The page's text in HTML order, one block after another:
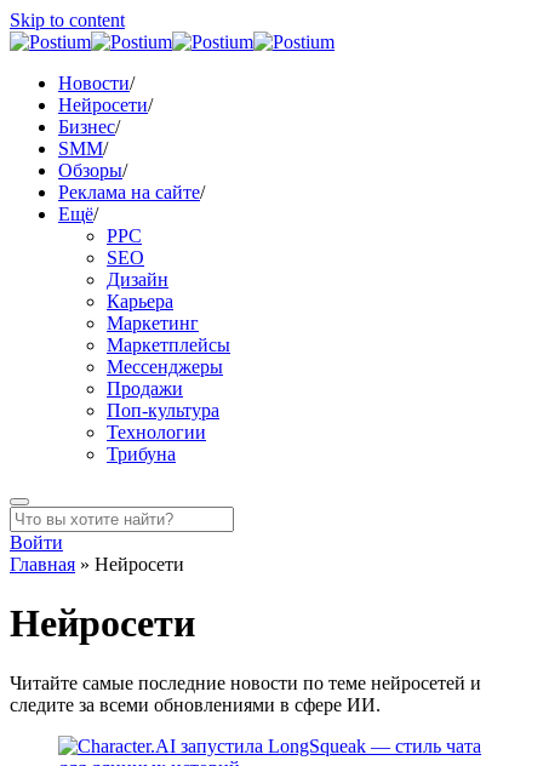
Skip to content
Новости/
Нейросети/
Бизнес/
SMM/
Обзоры/
Реклама на сайте/
Ещё/
PPC
SEO
Дизайн
Карьера
Маркетинг
Маркетплейсы
Мессенджеры
Продажи
Поп-культура
Технологии
Трибуна
Войти
Главная » Нейросети
Нейросети
Читайте самые последние новости по теме нейросетей и
следите за всеми обновлениями в сфере ИИ.